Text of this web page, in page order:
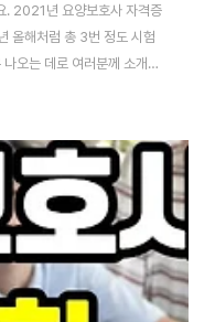
. 2021년 요양보호사 자격증
올해처럼 총 3번 정도 시험
오는 데로 여러분께 소개하
올해 31회 시험처럼 시험 취
가 종식되길 바라는 수밖에
취소된 원인과 정보 요양보
호사 시험 31회가 전격 취
로 예정되어 있습니다. 오늘